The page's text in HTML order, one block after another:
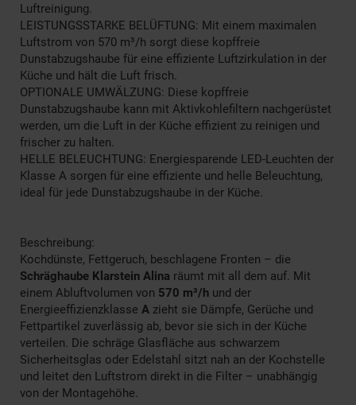
Luftreinigung.
LEISTUNGSSTARKE BELÜFTUNG: Mit einem maximalen
Luftstrom von 570 m³/h sorgt diese kopffreie
Dunstabzugshaube für eine effiziente Luftzirkulation in der
Küche und hält die Luft frisch.
OPTIONALE UMWÄLZUNG: Diese kopffreie
Dunstabzugshaube kann mit Aktivkohlefiltern nachgerüstet
werden, um die Luft in der Küche effizient zu reinigen und
frischer zu halten.
HELLE BELEUCHTUNG: Energiesparende LED-Leuchten der
Klasse A sorgen für eine effiziente und helle Beleuchtung,
ideal für jede Dunstabzugshaube in der Küche.
Beschreibung:
Kochdünste, Fettgeruch, beschlagene Fronten – die
Schräghaube Klarstein Alina räumt mit all dem auf. Mit
einem Abluftvolumen von 570 m³/h und der
Energieeffizienzklasse A zieht sie Dämpfe, Gerüche und
Fettpartikel zuverlässig ab, bevor sie sich in der Küche
verteilen. Die schräge Glasfläche aus schwarzem
Sicherheitsglas oder Edelstahl sitzt nah an der Kochstelle
und leitet den Luftstrom direkt in die Filter – unabhängig
von der Montagehöhe.